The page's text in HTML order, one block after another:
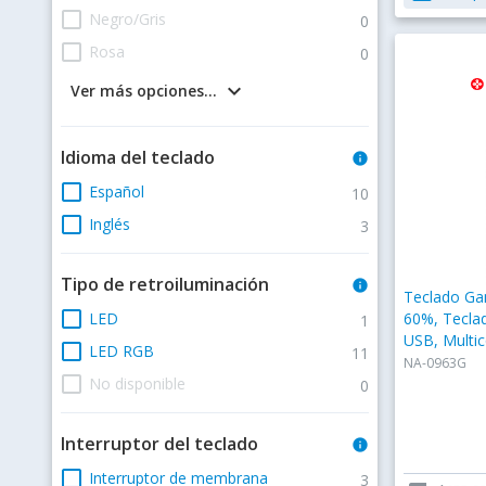
check_box_outline_blank Negro/Gris 0
check_box_outline_blank Rosa 0
keyboard_arrow_down
Ver más opciones...
Idioma del teclado info
check_box_outline_blank Español 10
check_box_outline_blank Inglés 3
Tipo de retroiluminación info
check_box_outline_blank LED 1
check_box_outline_blank LED RGB 11
check_box_outline_blank No disponible 0
Interruptor del teclado info
check_box_outline_blank Interruptor de membrana 3
Teclado
60%,
USB,
NA-0963G